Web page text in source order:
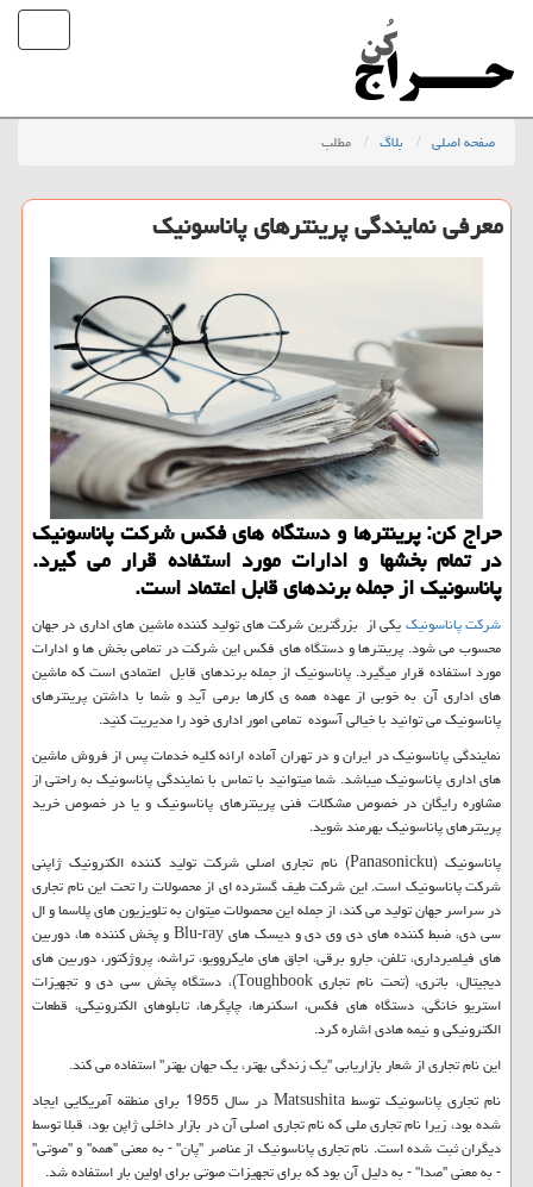
صفحه اصلی بلاگ مطلب
معرفی نمایندگی پرینترهای پاناسونیك
حراج كن: پرینترها و دستگاه های فكس شركت پاناسونیك
در تمام بخشها و ادارات مورد استفاده قرار می گیرد.
پاناسونیك از جمله برندهای قابل اعتماد است.
شرکت پاناسونیکیکی از بزرگترین شرکت های تولید کننده ماشین های اداری در جهان
محسوب می شود. پرینترها و دستگاه های فکس این شرکت در تمامی بخش ها و ادارات
مورد استفاده قرار میگیرد. پاناسونیک از جمله برندهای قابل اعتمادی است که ماشین
های اداری آن به خوبی از عهده همه ی کارها برمی آید و شما با داشتن پرینترهای
پاناسونیک می توانید با خیالی آسوده تمامی امور اداری خود را مدیریت کنید.
نمایندگی پاناسونیک در ایران و در تهران آماده ارائه کلیه خدمات پس از فروش ماشین
های اداری پاناسونیک میباشد. شما میتوانید با تماس با نمایندگی پاناسونیک به راحتی از
مشاوره رایگان در خصوص مشکلات فنی پرینترهای پاناسونیک و یا در خصوص خرید
پرینترهای پاناسونیک بهرمند شوید.
پاناسونیک (Panasonicku) نام تجاری اصلی شرکت تولید کننده الکترونیک ژاپنی
شرکت پاناسونیک است. این شرکت طیف گسترده ای از محصولات را تحت این نام تجاری
در سراسر جهان تولید می کند، از جمله این محصولات میتوان به تلویزیون های پلاسما و ال
سی دی، ضبط کننده های دی وی دی و دیسک هایBlu-rayو پخش کننده ها، دوربین
های فیلمبرداری، تلفن، جارو برقی، اجاق های مایکروویو، تراشه، پروژکتور، دوربین های
دیجیتال، باتری، (تحت نام تجاریToughbook)، دستگاه پخش سی دی و تجهیزات
استریو خانگی، دستگاه های فکس، اسکنرها، چاپگرها، تابلوهای الکترونیکی، قطعات
الکترونیکی و نیمه هادی اشاره کرد.
این نام تجاری از شعار بازاریابی "یک زندگی بهتر، یک جهان بهتر" استفاده می کند.
نام تجاری پاناسونیک توسط Matsushita
در سال 1955 برای منطقه آمریکایی ایجاد
شده بود، زیرا نام تجاری ملی که نام تجاری اصلی آن در بازار داخلی ژاپن بود، قبلا توسط
دیگران ثبت شده است. نام تجاری پاناسونیک از عناصر "پان" - به معنی "همه" و "صوتی"
- به معنی "صدا" - به دلیل آن بود که برای تجهیزات صوتی برای اولین بار استفاده شد.